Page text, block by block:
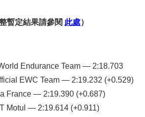
暫定結果請參閱 此處）
Endurance Team — 2:18.703
EWC Team — 2:19.232 (+0.529)
France — 2:19.390 (+0.687)
Motul — 2:19.614 (+0.911)